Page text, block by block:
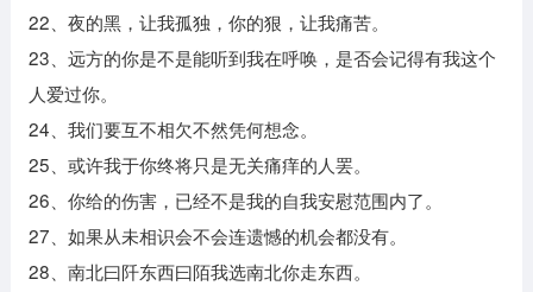
22、夜的黑，让我孤独，你的狠，让我痛苦。
23、远方的你是不是能听到我在呼唤，是否会记得有我这个
人爱过你。
24、我们要互不相欠不然凭何想念。
25、或许我于你终将只是无关痛痒的人罢。
26、你给的伤害，已经不是我的自我安慰范围内了。
27、如果从未相识会不会连遗憾的机会都没有。
28、南北曰阡东西曰陌我选南北你走东西。